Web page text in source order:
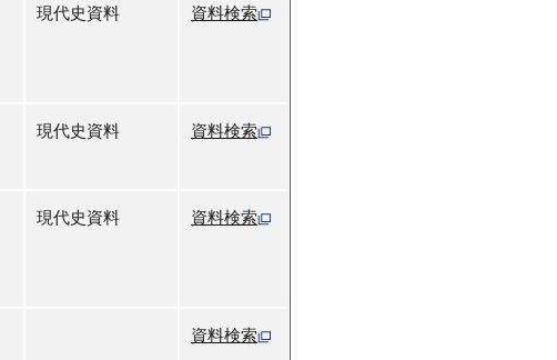
現代史資料 資料検索
現代史資料 資料検索
現代史資料 資料検索
資料検索